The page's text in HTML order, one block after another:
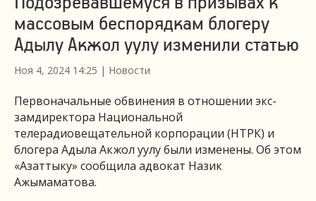
массовым беспорядкам блогеру
Адылу Акжол уулу изменили статью
Ноя 4, 2024 14:25 | Новости
Первоначальные обвинения в отношении экс-
замдиректора Национальной
телерадиовещательной корпорации (НТРК) и
блогера Адыла Акжол уулу были изменены. Об этом
«Азаттыку» сообщила адвокат Назик
Ажымаматова.